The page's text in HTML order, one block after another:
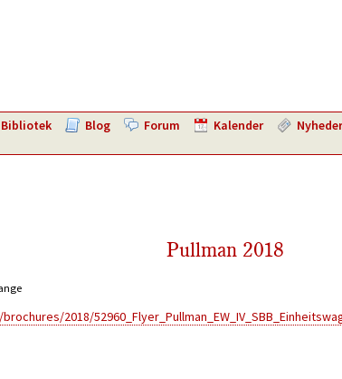
Bibliotek Blog Forum Kalender Nyheder
Pullman 2018
2018/